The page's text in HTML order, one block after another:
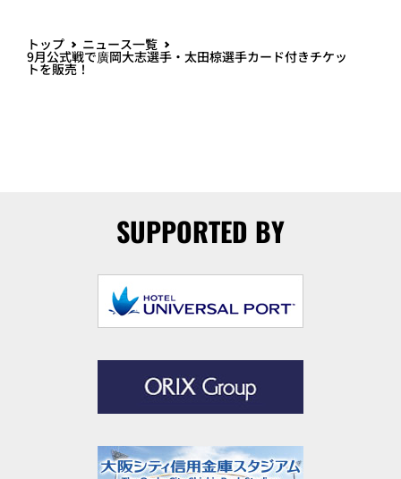
トップ ニュース一覧
9月公式戦で廣岡大志選手・太田椋選手カード付きチケッ
トを販売！
SUPPORTED BY